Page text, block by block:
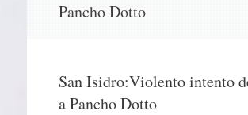
contenidoPancho Dotto
San Isidro:Violento intento
a Pancho Dotto